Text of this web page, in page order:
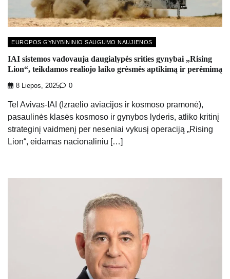
EUROPOS GYNYBININIO SAUGUMO NAUJIENOS
IAI sistemos vadovauja daugialypės srities gynybai „Rising
Lion“, teikdamos realiojo laiko grėsmės aptikimą ir perėmimą
8 Liepos, 2025 0
Tel Avivas-IAI (Izraelio aviacijos ir kosmoso pramonė),
pasaulinės klasės kosmoso ir gynybos lyderis, atliko kritinį
strateginį vaidmenį per neseniai vykusį operaciją „Rising
Lion“, eidamas nacionaliniu […]